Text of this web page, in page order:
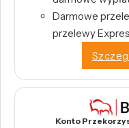
Darmowe
przelewy
Konto